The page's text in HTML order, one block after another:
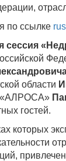
по ссылке
области
«АЛРОСА»
гостей.
которых